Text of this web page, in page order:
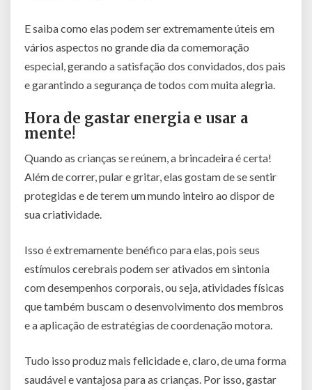
E saiba como elas podem ser extremamente úteis em
vários aspectos no grande dia da comemoração
especial, gerando a satisfação dos convidados, dos pais
e garantindo a segurança de todos com muita alegria.
Hora de gastar energia e usar a
mente!
Quando as crianças se reúnem, a brincadeira é certa!
Além de correr, pular e gritar, elas gostam de se sentir
protegidas e de terem um mundo inteiro ao dispor de
sua criatividade.
Isso é extremamente benéfico para elas, pois seus
estímulos cerebrais podem ser ativados em sintonia
com desempenhos corporais, ou seja, atividades físicas
que também buscam o desenvolvimento dos membros
e a aplicação de estratégias de coordenação motora.
Tudo isso produz mais felicidade e, claro, de uma forma
saudável e vantajosa para as crianças. Por isso, gastar